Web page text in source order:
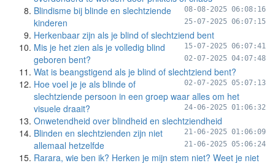
08-08-2025 06:08:16
Blindisme bij blinde en slechtziende
kinderen
25-07-2025 06:07:15
Herkenbaar zijn als je blind of slechtziend bent
15-07-2025 06:07:41
Mis je het zien als je volledig blind
geboren bent?
02-07-2025 04:07:48
Wat is beangstigend als je blind of slechtziend bent?
02-07-2025 05:07:13
Hoe voel je je als blinde of
slechtziende persoon in een groep waar alles om het
visuele draait?
24-06-2025 01:06:32
Onwetendheid over blindheid en slechtziendheid
21-06-2025 01:06:09
Blinden en slechtzienden zijn niet
allemaal hetzelfde
21-06-2025 05:06:24
Rarara, wie ben ik? Herken je mijn stem niet? Weet je niet